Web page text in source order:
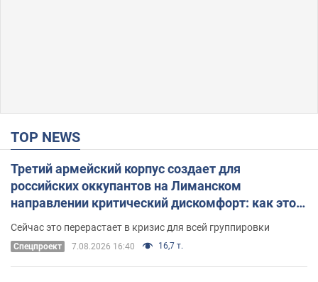
TOP NEWS
Третий армейский корпус создает для
российских оккупантов на Лиманском
направлении критический дискомфорт: как это
удалось
Сейчас это перерастает в кризис для всей группировки
Спецпроект 7.08.2026 16:40 16,7 т.